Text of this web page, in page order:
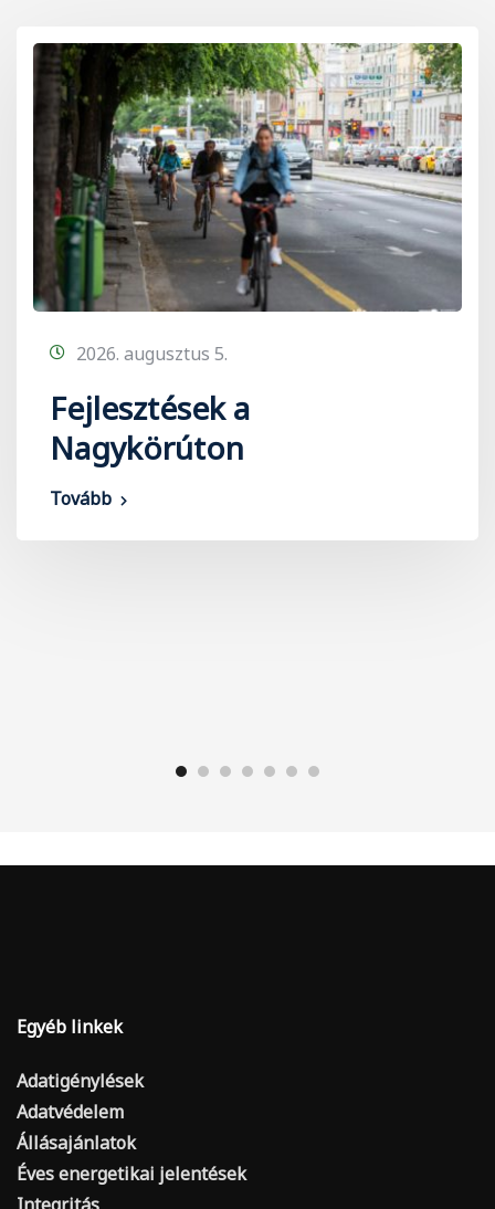
2026. augusztus 5.
Fejlesztések a
Nagykörúton
Tovább
Egyéb linkek
Adatigénylések
Adatvédelem
Állásajánlatok
Éves energetikai jelentések
Integritás